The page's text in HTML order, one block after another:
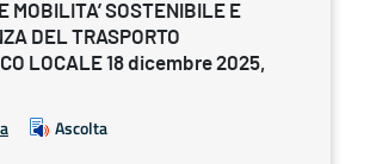
MOBILITA’ SOSTENIBILE E
DEL TRASPORTO
LOCALE 18 dicembre 2025,
Ascolta